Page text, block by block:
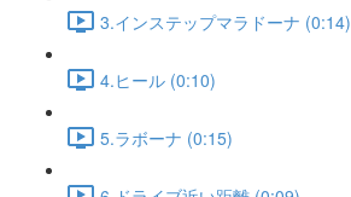
3.インステップマラドーナ (0:14)
4.ヒール (0:10)
5.ラボーナ (0:15)